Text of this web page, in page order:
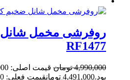
روفرشی مخمل
RF1477
4,990,000 تومان
بود.4,491,000 تومانقیمت فعلی: 4,491,000 تومان.